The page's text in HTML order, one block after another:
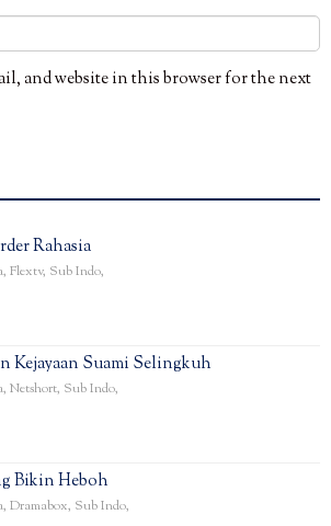
and website in this browser for the next
Rahasia
, Flextv, Sub Indo,
Kejayaan Suami Selingkuh
, Netshort, Sub Indo,
Bikin Heboh
, Dramabox, Sub Indo,